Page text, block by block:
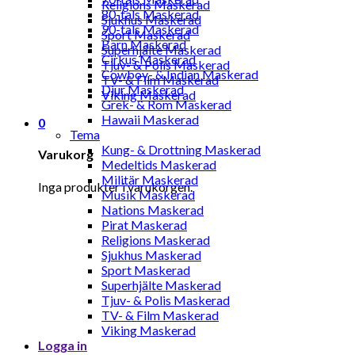
Religions Maskerad
Sjukhus Maskerad
Sport Maskerad
Superhjälte Maskerad
Tjuv- & Polis Maskerad
TV- & Film Maskerad
Viking Maskerad
0
Varukorg
Inga produkter i varukorgen.
80-tals Maskerad
90-tals Maskerad
Barn Maskerad
Cirkus Maskerad
Cowboy- & Indian Maskerad
Djur Maskerad
Grek- & Rom Maskerad
Hawaii Maskerad
Tema
Kung- & Drottning Maskerad
Medeltids Maskerad
Militär Maskerad
Musik Maskerad
Nations Maskerad
Pirat Maskerad
Religions Maskerad
Sjukhus Maskerad
Sport Maskerad
Superhjälte Maskerad
Tjuv- & Polis Maskerad
TV- & Film Maskerad
Viking Maskerad
Logga in